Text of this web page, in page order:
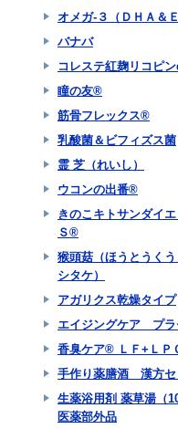
オメガ-３（ＤＨＡ＆Ｅ
バナバ
コレステ紅麹リコピ
瞳の友®
筋骨フレックス®
乳酸菌＆ビフィズス菌
霊 芝（れいし）
ウコンの出番®
きのこキトサンダイ
Ｓ®
猴頭菇（ほうとうく
シタケ）
アガリクス乾燥タイプ
エイジングケア プラ
香臭ケア® ＬＦ+ＬＰ
手作り薬膳酒 漢方セ
生薬浴用剤 薬草湯（
医薬部外品